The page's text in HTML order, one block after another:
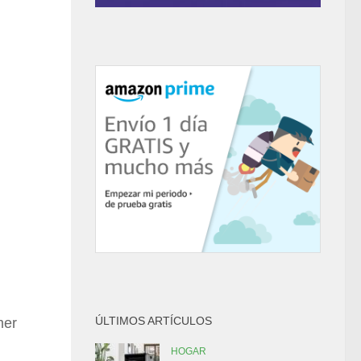
ÚLTIMOS ARTÍCULOS
HOGAR